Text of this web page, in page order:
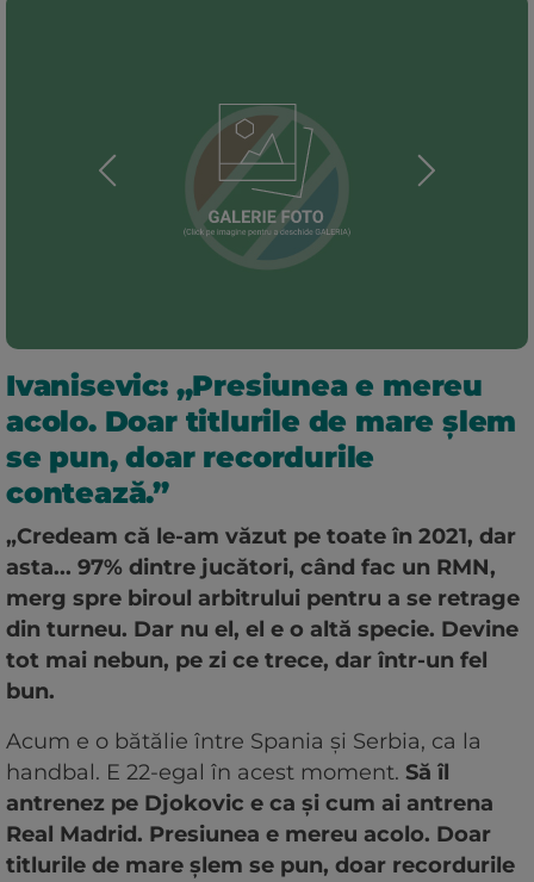
Ivanisevic: „Presiunea e mereu
acolo. Doar titlurile de mare șlem
se pun, doar recordurile
contează.”
„Credeam că le-am văzut pe toate în 2021, dar
asta... 97% dintre jucători, când fac un RMN,
merg spre biroul arbitrului pentru a se retrage
din turneu. Dar nu el, el e o altă specie. Devine
tot mai nebun, pe zi ce trece, dar într-un fel
bun.
Acum e o bătălie între Spania și Serbia, ca la
handbal. E 22-egal în acest moment. Să îl
antrenez pe Djokovic e ca și cum ai antrena
Real Madrid. Presiunea e mereu acolo. Doar
titlurile de mare șlem se pun, doar recordurile